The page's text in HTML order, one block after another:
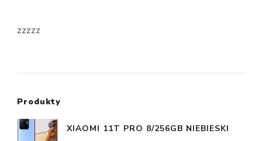
zzzzz
Produkty
XIAOMI 11T PRO 8/256GB NIEBIESKI